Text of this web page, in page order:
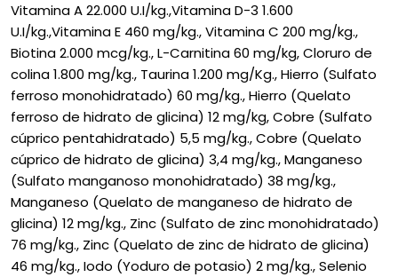
Vitamina A 22.000 U.I/kg.,Vitamina D-3 1.600
U.I/kg.,Vitamina E 460 mg/kg., Vitamina C 200 mg/kg.,
Biotina 2.000 mcg/kg., L-Carnitina 60 mg/kg, Cloruro de
colina 1.800 mg/kg., Taurina 1.200 mg/Kg., Hierro (Sulfato
ferroso monohidratado) 60 mg/kg., Hierro (Quelato
ferroso de hidrato de glicina) 12 mg/kg, Cobre (Sulfato
cúprico pentahidratado) 5,5 mg/kg., Cobre (Quelato
cúprico de hidrato de glicina) 3,4 mg/kg., Manganeso
(Sulfato manganoso monohidratado) 38 mg/kg.,
Manganeso (Quelato de manganeso de hidrato de
glicina) 12 mg/kg., Zinc (Sulfato de zinc monohidratado)
76 mg/kg., Zinc (Quelato de zinc de hidrato de glicina)
46 mg/kg., Iodo (Yoduro de potasio) 2 mg/kg., Selenio